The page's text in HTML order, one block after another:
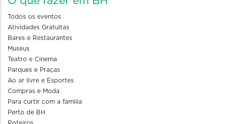
Todos os eventos
Atividades Gratuitas
Bares e Restaurantes
Museus
Teatro e Cinema
Parques e Praças
Ao ar livre e Esportes
Compras e Moda
Para curtir com a familia
Perto de BH